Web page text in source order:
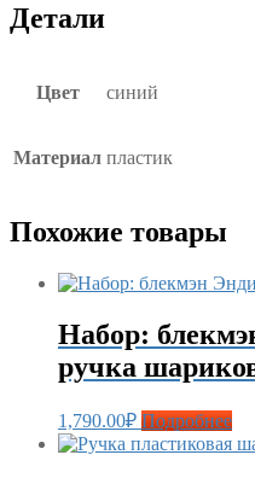
Детали
Цвет синий
Материал пластик
Похожие товары
Набор:
ручка
1,790.00₽ Подробнее